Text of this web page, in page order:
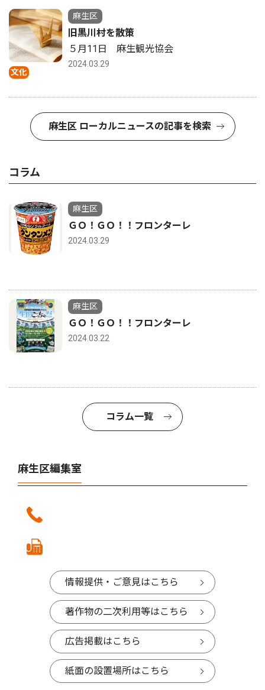
文化
麻生区
旧黒川村を散策
５月11日 麻生観光協会
2024.03.29
麻生区 ローカルニュースの記事を検索
コラム
麻生区
ＧＯ！ＧＯ！！フロンターレ
2024.03.29
麻生区
ＧＯ！ＧＯ！！フロンターレ
2024.03.22
コラム一覧
麻生区編集室
情報提供・ご意見はこちら
著作物の二次利用等はこちら
広告掲載はこちら
紙面の設置場所はこちら